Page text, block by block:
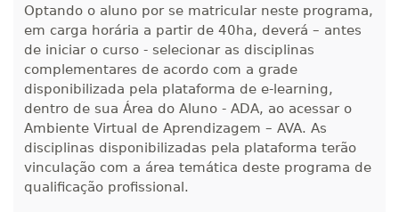
240 H 30dias 90dias
R$ 1.189,66
Matricular
260 H 33dias 90dias
R$ 1.288,78
Matricular
280 H 35dias 120dias
R$ 1.387,93
Matricular
Optando o aluno por se matricular neste programa,
em carga horária a partir de 40ha, deverá – antes
de iniciar o curso - selecionar as disciplinas
complementares de acordo com a grade
disponibilizada pela plataforma de e-learning,
dentro de sua Área do Aluno - ADA, ao acessar o
Ambiente Virtual de Aprendizagem – AVA. As
disciplinas disponibilizadas pela plataforma terão
vinculação com a área temática deste programa de
qualificação profissional.